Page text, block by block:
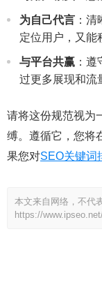
为自己代言 ：
定位用户，又能
与平台共赢 ：
过更多展现和流
请将这份规范视为
缚。遵循它，您将
果您对SEO关键词
本文来自网络，不代
https://